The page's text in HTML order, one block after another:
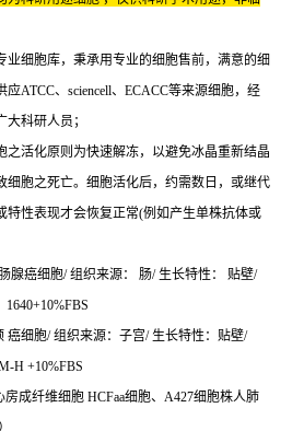
业细胞库，秉承用专业的细胞售前，满意的细
ATCC、sciencell、ECACC等来源细胞，经
科研人员；
之活化原则为快速解冻，以避免冰晶重新结晶
细胞之死亡。细胞活化后，约需数日，或继代
特性表现才会恢复正常(例如产生单株抗体或
腺癌细胞/ 组织来源： 肠/ 生长特性： 贴壁/
癌细胞/ 组织来源：子宫/ 生长特性：贴壁/
H +10%FBS
房成纤维细胞 HCFaa细胞、A427细胞株人肺